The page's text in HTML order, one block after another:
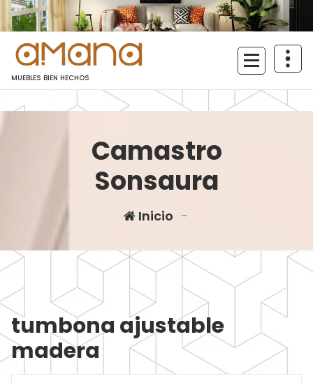
Saltar
al
contenido
MUEBLES BIEN HECHOS
Camastro
Sonsaura
Inicio -
tumbona ajustable
madera